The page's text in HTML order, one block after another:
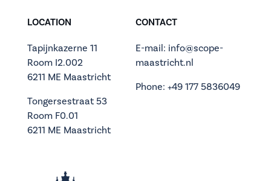
LOCATION
Tapijnkazerne 11
Room I2.002
6211 ME Maastricht
Tongersestraat 53
Room F0.01
6211 ME Maastricht
CONTACT
E-mail: info@scope-
maastricht.nl
Phone: +49 177 5836049